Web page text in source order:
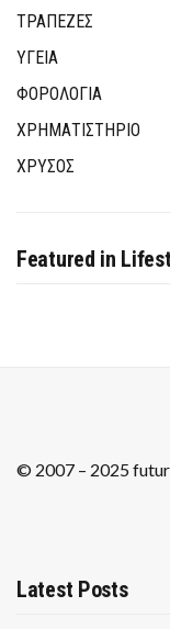
ΤΡΆΠΕΖΕΣ
ΥΓΕΙΑ
ΦΟΡΟΛΟΓΙΑ
ΧΡΗΜΑΤΙΣΤΗΡΙΟ
ΧΡΥΣΟΣ
Featured in
© 2007 – 2025
Latest Posts